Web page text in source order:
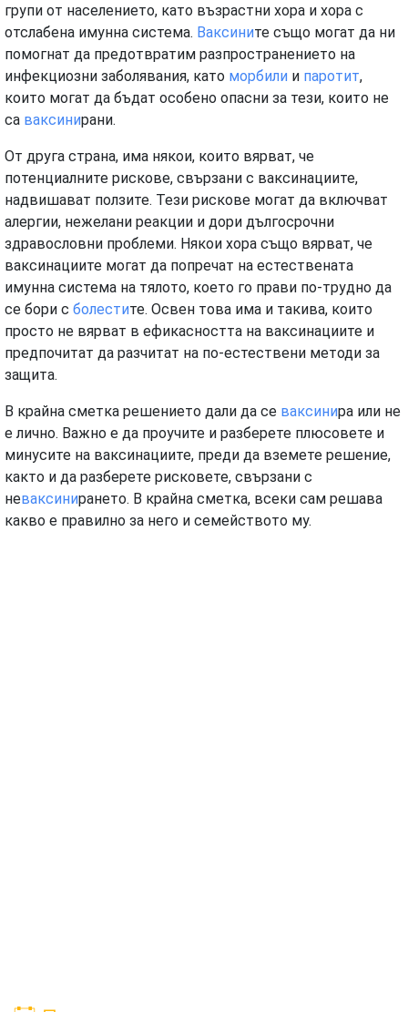
групи от населението, като възрастни хора и хора с
отслабена имунна система. Ваксините също могат да ни
помогнат да предотвратим разпространението на
инфекциозни заболявания, като морбили и паротит,
които могат да бъдат особено опасни за тези, които не
са ваксинирани.
От друга страна, има някои, които вярват, че
потенциалните рискове, свързани с ваксинациите,
надвишават ползите. Тези рискове могат да включват
алергии, нежелани реакции и дори дългосрочни
здравословни проблеми. Някои хора също вярват, че
ваксинациите могат да попречат на естествената
имунна система на тялото, което го прави по-трудно да
се бори с болестите. Освен това има и такива, които
просто не вярват в ефикасността на ваксинациите и
предпочитат да разчитат на по-естествени методи за
защита.
В крайна сметка решението дали да се ваксинира или не
е лично. Важно е да проучите и разберете плюсовете и
минусите на ваксинациите, преди да вземете решение,
както и да разберете рисковете, свързани с
неваксинирането. В крайна сметка, всеки сам решава
какво е правилно за него и семейството му.